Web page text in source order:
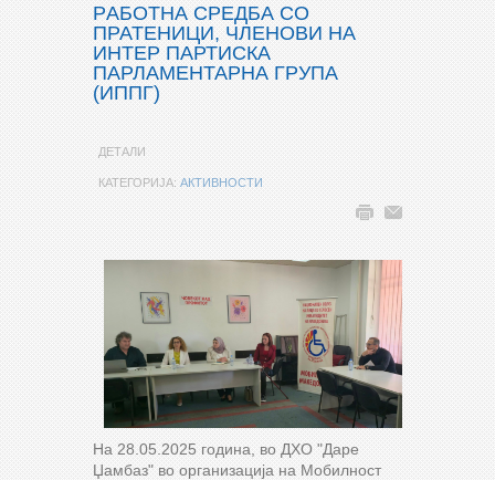
РAБОТНА СРЕДБА СО
ПРАТЕНИЦИ, ЧЛЕНОВИ НА
ИНТЕР ПАРТИСКА
ПАРЛАМЕНТАРНА ГРУПА
(ИППГ)
ДЕТАЛИ
КАТЕГОРИЈА: АКТИВНОСТИ
На 28.05.2025 година, во ДХО "Даре
Џамбаз" во организација на Мобилност